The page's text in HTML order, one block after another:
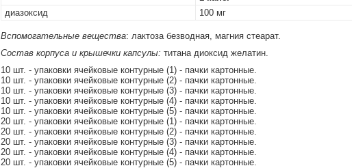
диазоксид
100 мг
Вспомогательные вещества: лактоза безводная, магния стеарат.
Состав корпуса и крышечки капсулы: титана диоксид желатин.
10 шт. - упаковки ячейковые контурные (1) - пачки картонные.
10 шт. - упаковки ячейковые контурные (2) - пачки картонные.
10 шт. - упаковки ячейковые контурные (3) - пачки картонные.
10 шт. - упаковки ячейковые контурные (4) - пачки картонные.
10 шт. - упаковки ячейковые контурные (5) - пачки картонные.
20 шт. - упаковки ячейковые контурные (1) - пачки картонные.
20 шт. - упаковки ячейковые контурные (2) - пачки картонные.
20 шт. - упаковки ячейковые контурные (3) - пачки картонные.
20 шт. - упаковки ячейковые контурные (4) - пачки картонные.
20 шт. - упаковки ячейковые контурные (5) - пачки картонные.